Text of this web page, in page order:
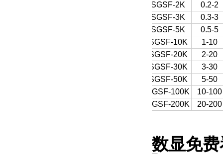
SGSF-2K
0.2-2
SGSF-3K
0.3-3
SGSF-5K
0.5-5
SGSF-10K
1-10
SGSF-20K
2-20
SGSF-30K
3-30
SGSF-50K
5-50
SGSF-100K
10-100
SGSF-200K
20-200
数显免